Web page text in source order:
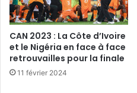
CAN 2023 : La Côte d’Ivoire
et le Nigéria en face à face
retrouvailles pour la finale
11 février 2024